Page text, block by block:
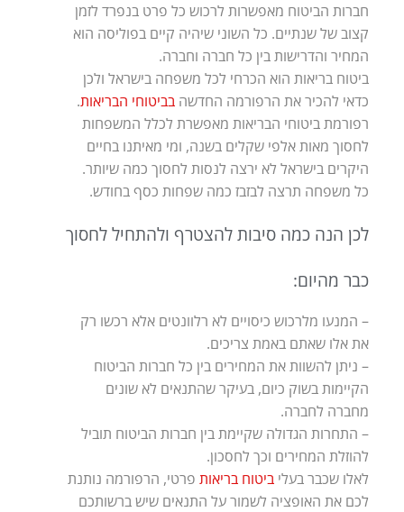
חברות הביטוח מאפשרות לרכוש כל פרט בנפרד לזמן
קצוב של שנתיים. כל השוני שיהיה קיים בפוליסה הוא
המחיר והדרישות בין כל חברה וחברה.
ביטוח בריאות הוא הכרחי לכל משפחה בישראל ולכן
כדאי להכיר את הרפורמה החדשה בביטוחי הבריאות.
רפורמת ביטוחי הבריאות מאפשרת לכלל המשפחות
לחסוך מאות אלפי שקלים בשנה, ומי מאיתנו בחיים
היקרים בישראל לא ירצה לנסות לחסוך כמה שיותר.
כל משפחה תרצה לבזבז כמה שפחות כסף בחודש.
לכן הנה כמה סיבות להצטרף ולהתחיל לחסוך
כבר מהיום:
– המנעו מלרכוש כיסויים לא רלוונטים אלא רכשו רק
את אלו שאתם באמת צריכים.
– ניתן להשוות את המחירים בין כל חברות הביטוח
הקיימות בשוק כיום, בעיקר שהתנאים לא שונים
מחברה לחברה.
– התחרות הגדולה שקיימת בין חברות הביטוח תוביל
להוזלת המחירים וכך לחסכון.
לאלו שכבר בעלי ביטוח בריאותפרטי, הרפורמה נותנת
לכם את האופציה לשמור על התנאים שיש ברשותכם